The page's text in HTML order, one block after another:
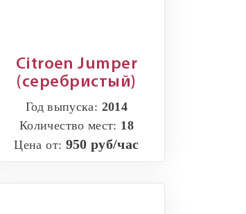
Citroen Jumper
(серебристый)
Год выпуска: 2014
Количество мест: 18
Цена от: 950 руб/час